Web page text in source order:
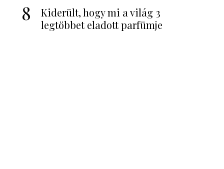
8
Kiderült, hogy mi a világ 3
legtöbbet eladott parfümje